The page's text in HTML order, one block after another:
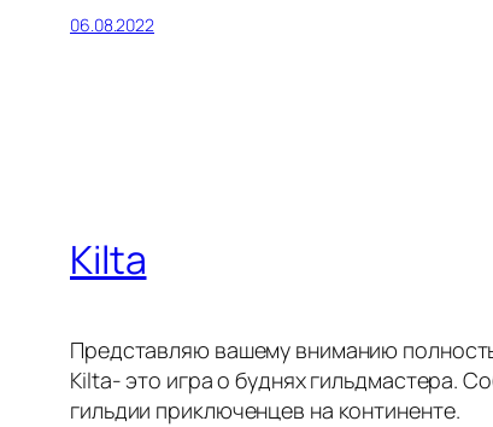
06.08.2022
Kilta
Представляю вашему вниманию
Kilta- это игра о буднях гильдмастера.
гильдии приключенцев на континенте.